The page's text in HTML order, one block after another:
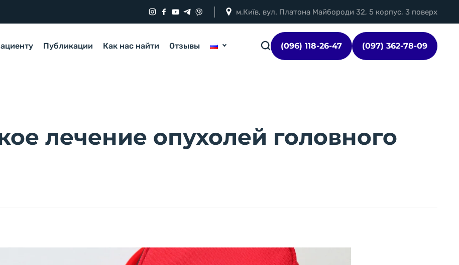
м.Київ, вул. Платона Майбороди 32, 5 корпус, 3 поверх
Публикации Как нас найти Отзывы (096) 118-26-47 (097) 362-78-09
лечение опухолей головного